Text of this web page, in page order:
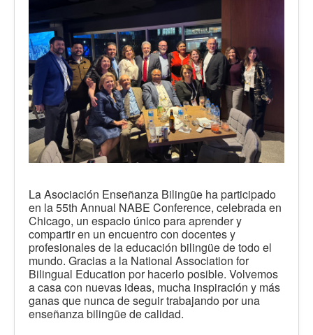
La Asociación Enseñanza Bilingüe ha participado
en la 55th Annual NABE Conference, celebrada en
Chicago, un espacio único para aprender y
compartir en un encuentro con docentes y
profesionales de la educación bilingüe de todo el
mundo. Gracias a la National Association for
Bilingual Education por hacerlo posible. Volvemos
a casa con nuevas ideas, mucha inspiración y más
ganas que nunca de seguir trabajando por una
enseñanza bilingüe de calidad.